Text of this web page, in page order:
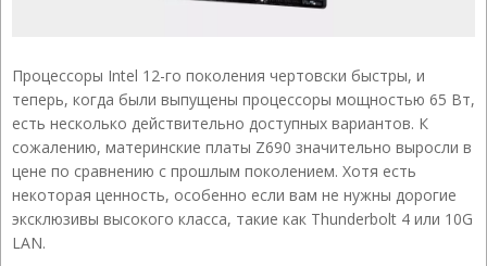
Процессоры Intel 12-го поколения чертовски быстры, и
теперь, когда были выпущены процессоры мощностью 65 Вт,
есть несколько действительно доступных вариантов. К
сожалению, материнские платы Z690 значительно выросли в
цене по сравнению с прошлым поколением. Хотя есть
некоторая ценность, особенно если вам не нужны дорогие
эксклюзивы высокого класса, такие как Thunderbolt 4 или 10G
LAN.